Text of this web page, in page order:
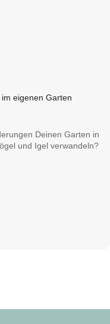
eigenen Garten
Deinen Garten in
und Igel verwandeln?